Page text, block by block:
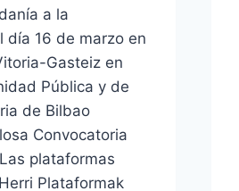
a la
día 16 de marzo en
Gasteiz en
Pública y de
de Bilbao
Convocatoria
plataformas
Plataformak